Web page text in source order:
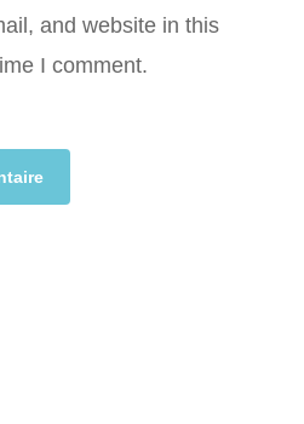
and website in this
I comment.